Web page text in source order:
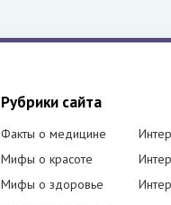
Рубрики сайта
Факты о медицине
Мифы о красоте
Мифы о здоровье